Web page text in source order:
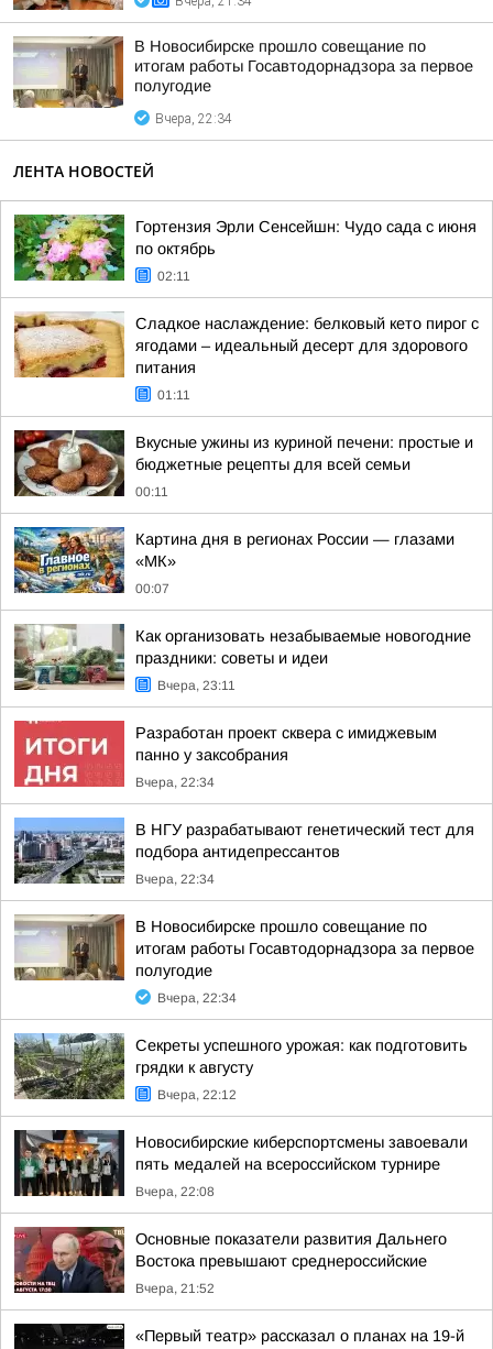
В Новосибирске прошло совещание по
итогам работы Госавтодорнадзора за первое
полугодие
Вчера, 22:34
ЛЕНТА НОВОСТЕЙ
Гортензия Эрли Сенсейшн: Чудо сада с июня
по октябрь
02:11
Сладкое наслаждение: белковый кето пирог с
ягодами – идеальный десерт для здорового
питания
01:11
Вкусные ужины из куриной печени: простые и
бюджетные рецепты для всей семьи
00:11
Картина дня в регионах России — глазами
«МК»
00:07
Как организовать незабываемые новогодние
праздники: советы и идеи
Вчера, 23:11
Разработан проект сквера с имиджевым
панно у заксобрания
Вчера, 22:34
В НГУ разрабатывают генетический тест для
подбора антидепрессантов
Вчера, 22:34
В Новосибирске прошло совещание по
итогам работы Госавтодорнадзора за первое
полугодие
Вчера, 22:34
Секреты успешного урожая: как подготовить
грядки к августу
Вчера, 22:12
Новосибирские киберспортсмены завоевали
пять медалей на всероссийском турнире
Вчера, 22:08
Основные показатели развития Дальнего
Востока превышают среднероссийские
Вчера, 21:52
«Первый театр» рассказал о планах на 19-й